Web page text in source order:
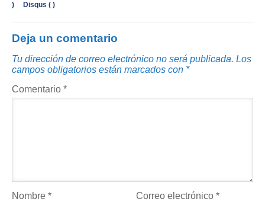
) Disqus ( )
Deja un comentario
Tu dirección de correo electrónico no será publicada. Los
campos obligatorios están marcados con *
Comentario *
Nombre * Correo electrónico*